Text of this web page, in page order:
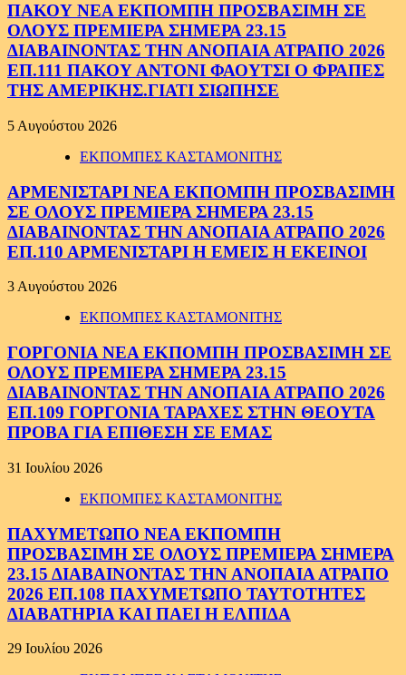
ΠΑΚΟΥ ΝΕΑ ΕΚΠΟΜΠΗ ΠΡΟΣΒΑΣΙΜΗ ΣΕ
ΟΛΟΥΣ ΠΡΕΜΙΕΡΑ ΣΗΜΕΡΑ 23.15
ΔΙΑΒΑΙΝΟΝΤΑΣ ΤΗΝ ΑΝΟΠΑΙΑ ΑΤΡΑΠΟ 2026
ΕΠ.111 ΠΑΚΟΥ ΑΝΤΟΝΙ ΦΑΟΥΤΣΙ Ο ΦΡΑΠΕΣ
ΤΗΣ ΑΜΕΡΙΚΗΣ.ΓΙΑΤΙ ΣΙΩΠΗΣΕ
5 Αυγούστου 2026
ΕΚΠΟΜΠΕΣ ΚΑΣΤΑΜΟΝΙΤΗΣ
ΑΡΜΕΝΙΣΤΑΡΙ ΝΕΑ ΕΚΠΟΜΠΗ ΠΡΟΣΒΑΣΙΜΗ
ΣΕ ΟΛΟΥΣ ΠΡΕΜΙΕΡΑ ΣΗΜΕΡΑ 23.15
ΔΙΑΒΑΙΝΟΝΤΑΣ ΤΗΝ ΑΝΟΠΑΙΑ ΑΤΡΑΠΟ 2026
ΕΠ.110 ΑΡΜΕΝΙΣΤΑΡΙ Η ΕΜΕΙΣ Η ΕΚΕΙΝΟΙ
3 Αυγούστου 2026
ΕΚΠΟΜΠΕΣ ΚΑΣΤΑΜΟΝΙΤΗΣ
ΓΟΡΓΟΝΙΑ ΝΕΑ ΕΚΠΟΜΠΗ ΠΡΟΣΒΑΣΙΜΗ ΣΕ
ΟΛΟΥΣ ΠΡΕΜΙΕΡΑ ΣΗΜΕΡΑ 23.15
ΔΙΑΒΑΙΝΟΝΤΑΣ ΤΗΝ ΑΝΟΠΑΙΑ ΑΤΡΑΠΟ 2026
ΕΠ.109 ΓΟΡΓΟΝΙΑ ΤΑΡΑΧΕΣ ΣΤΗΝ ΘΕΟΥΤΑ
ΠΡΟΒΑ ΓΙΑ ΕΠΙΘΕΣΗ ΣΕ ΕΜΑΣ
31 Ιουλίου 2026
ΕΚΠΟΜΠΕΣ ΚΑΣΤΑΜΟΝΙΤΗΣ
ΠΑΧΥΜΕΤΩΠΟ ΝΕΑ ΕΚΠΟΜΠΗ
ΠΡΟΣΒΑΣΙΜΗ ΣΕ ΟΛΟΥΣ ΠΡΕΜΙΕΡΑ ΣΗΜΕΡΑ
23.15 ΔΙΑΒΑΙΝΟΝΤΑΣ ΤΗΝ ΑΝΟΠΑΙΑ ΑΤΡΑΠΟ
2026 ΕΠ.108 ΠΑΧΥΜΕΤΩΠΟ ΤΑΥΤΟΤΗΤΕΣ
ΔΙΑΒΑΤΗΡΙΑ ΚΑΙ ΠΑΕΙ Η ΕΛΠΙΔΑ
29 Ιουλίου 2026